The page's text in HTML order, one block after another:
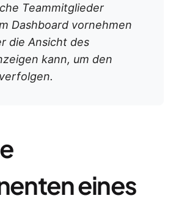
Teammitglieder
Dashboard vornehmen
die Ansicht des
kann, um den
eines